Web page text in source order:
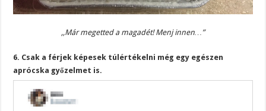
,,Már megetted a magadét! Menj innen…”
6. Csak a férjek képesek túlértékelni még egy egészen
aprócska győzelmet is.